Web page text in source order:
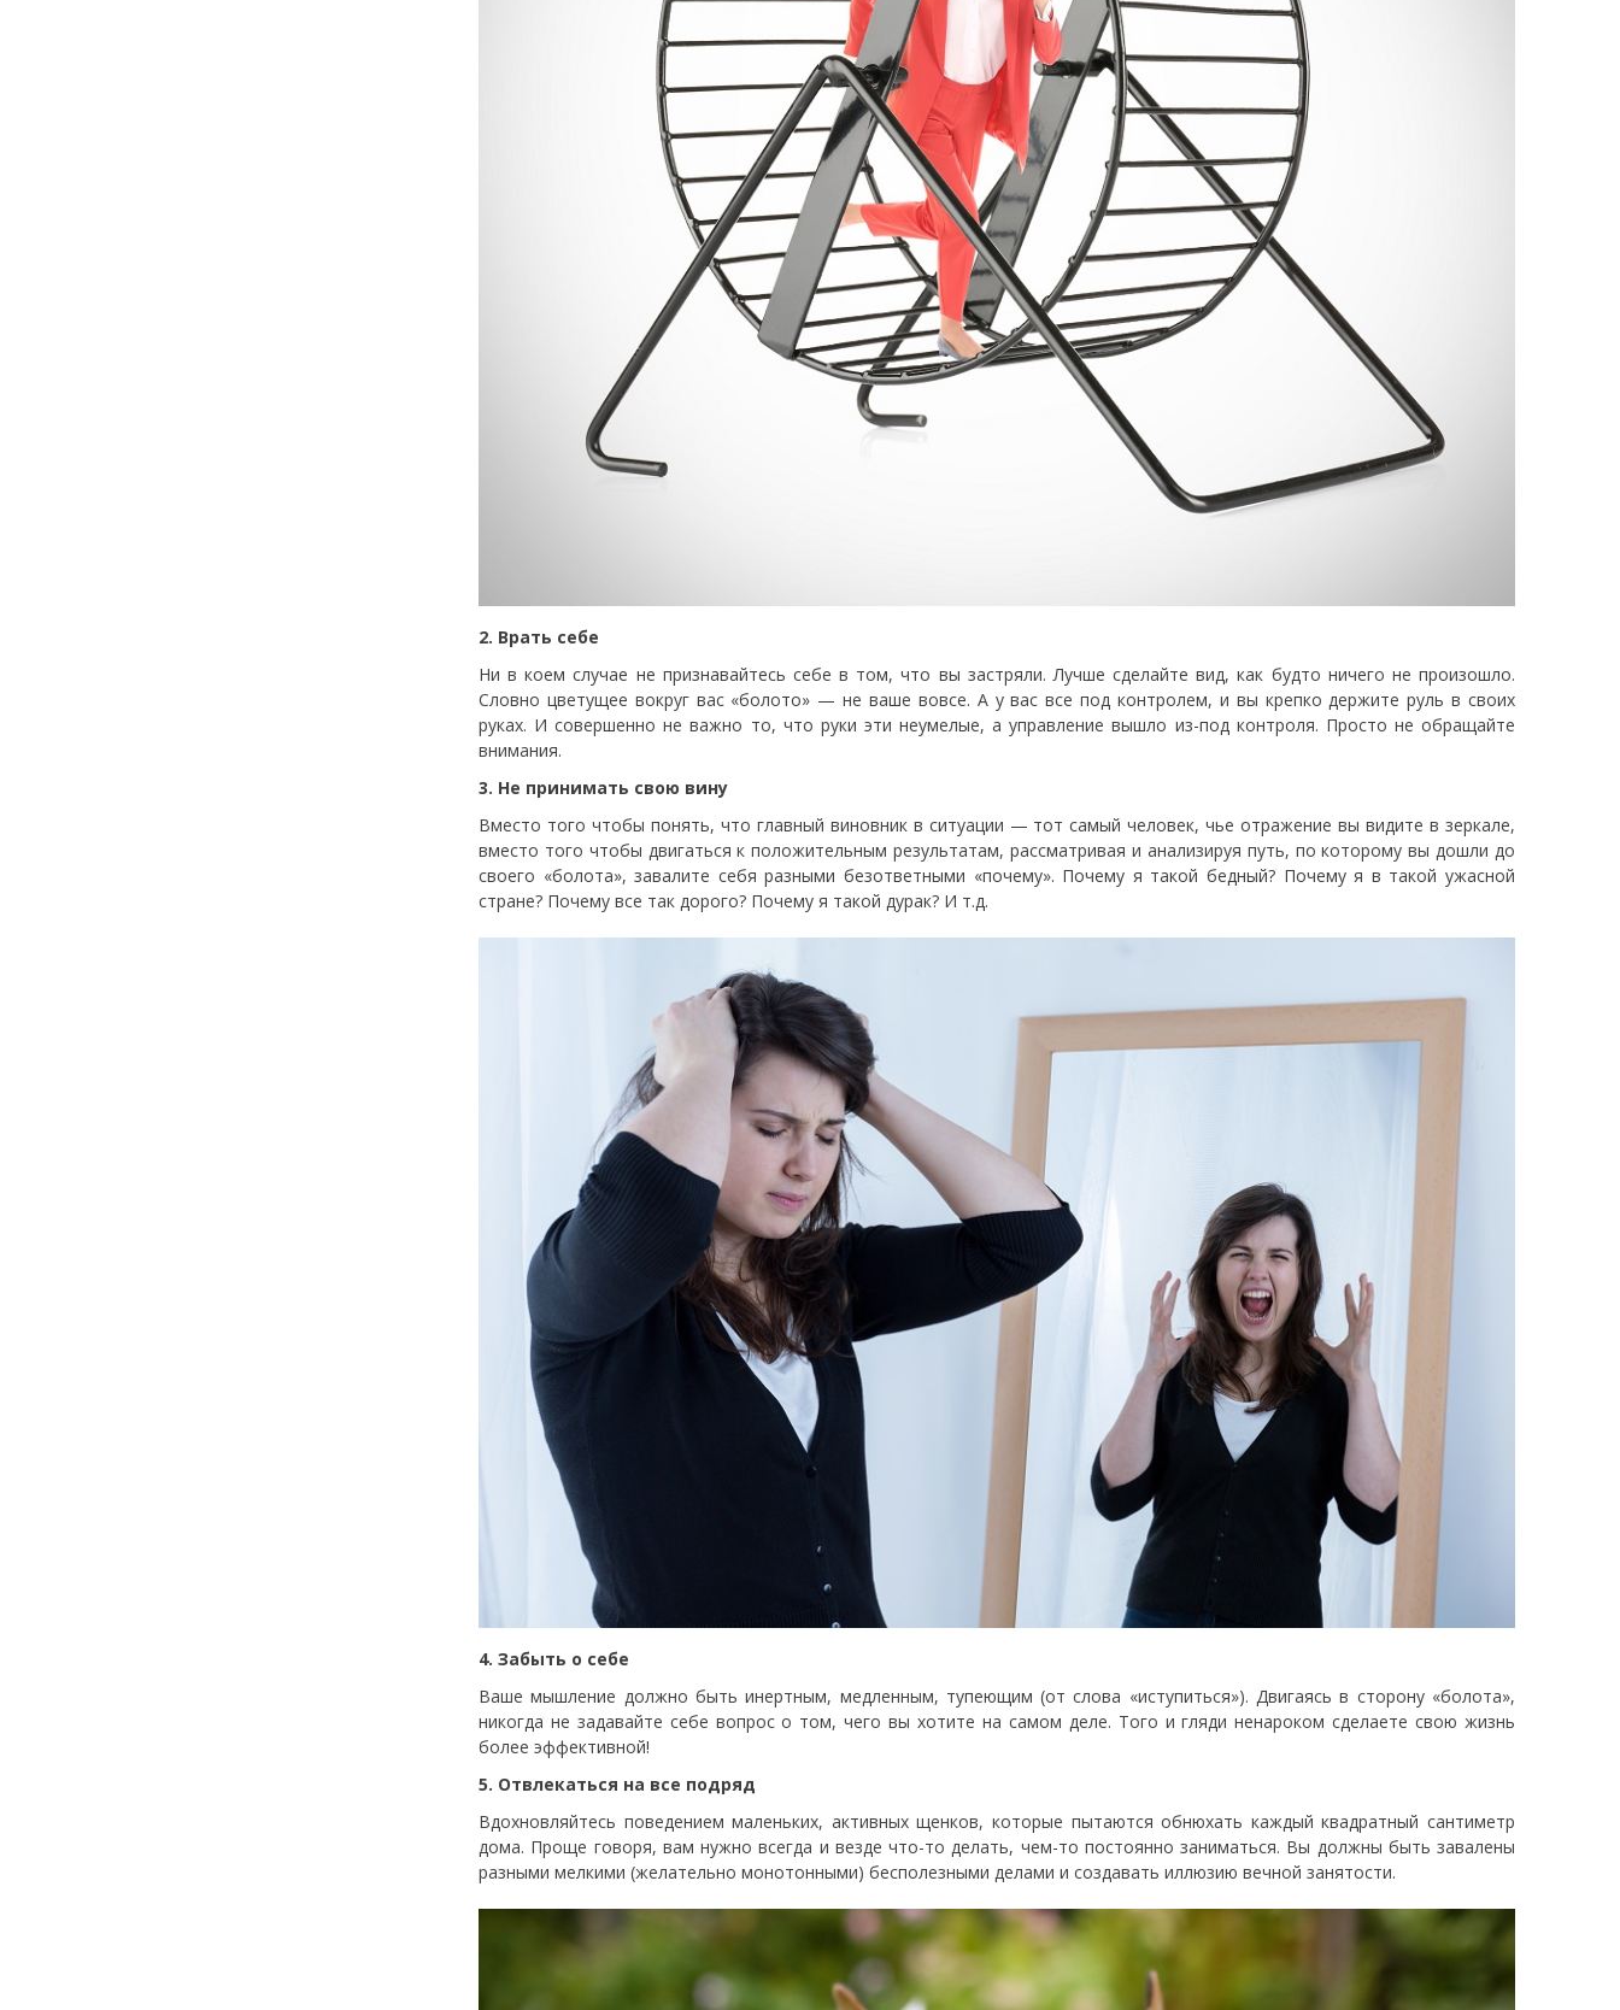
2. Врать себе
Ни в коем случае не признавайтесь себе в том, что вы застряли. Лучше сделайте вид, как будто ничего не произошло.
Словно цветущее вокруг вас «болото» — не ваше вовсе. А у вас все под контролем, и вы крепко держите руль в своих
руках. И совершенно не важно то, что руки эти неумелые, а управление вышло из-под контроля. Просто не обращайте
внимания.
3. Не принимать свою вину
Вместо того чтобы понять, что главный виновник в ситуации — тот самый человек, чье отражение вы видите в зеркале,
вместо того чтобы двигаться к положительным результатам, рассматривая и анализируя путь, по которому вы дошли до
своего «болота», завалите себя разными безответными «почему». Почему я такой бедный? Почему я в такой ужасной
стране? Почему все так дорого? Почему я такой дурак? И т.д.
4. Забыть о себе
Ваше мышление должно быть инертным, медленным, тупеющим (от слова «иступиться»). Двигаясь в сторону «болота»,
никогда не задавайте себе вопрос о том, чего вы хотите на самом деле. Того и гляди ненароком сделаете свою жизнь
более эффективной!
5. Отвлекаться на все подряд
Вдохновляйтесь поведением маленьких, активных щенков, которые пытаются обнюхать каждый квадратный сантиметр
дома. Проще говоря, вам нужно всегда и везде что-то делать, чем-то постоянно заниматься. Вы должны быть завалены
разными мелкими (желательно монотонными) бесполезными делами и создавать иллюзию вечной занятости.